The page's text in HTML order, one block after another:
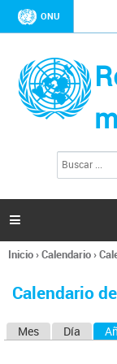
ONU
l
s

Se
usted
Inicio›Calendario›
Calendario
Mes Día